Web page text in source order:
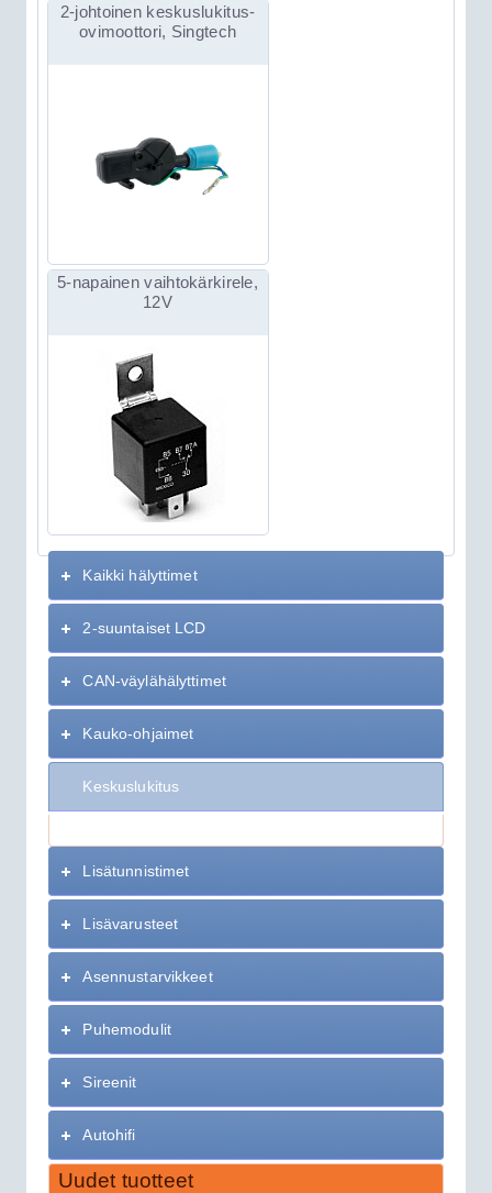
2-johtoinen keskuslukitus-
ovimoottori, Singtech
5-napainen vaihtokärkirele,
12V
Kaikki hälyttimet
2-suuntaiset LCD
CAN-väylähälyttimet
Kauko-ohjaimet
Keskuslukitus
Lisätunnistimet
Lisävarusteet
Asennustarvikkeet
Puhemodulit
Sireenit
Autohifi
Uudet tuotteet